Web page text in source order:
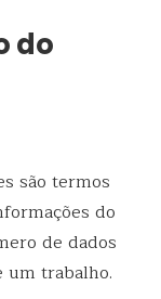
do
são termos
do
de dados
um trabalho.